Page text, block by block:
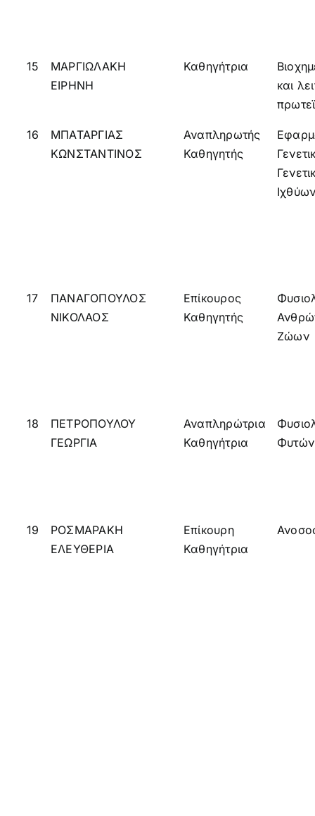
15
ΜΑΡΓΙΩΛΑΚΗ
ΕΙΡΗΝΗ
Καθηγήτρια
και
16
ΜΠΑΤΑΡΓΙΑΣ
ΚΩΝΣΤΑΝΤΙΝΟΣ
Αναπληρωτής
Καθηγητής
17
ΠΑΝΑΓΟΠΟΥΛΟΣ
ΝΙΚΟΛΑΟΣ
Επίκουρος
Καθηγητής
Ζώων
18
ΠΕΤΡΟΠΟΥΛΟΥ
ΓΕΩΡΓΙΑ
Αναπληρώτρια
Καθηγήτρια
Φυτών
19
ΡΟΣΜΑΡΑΚΗ
ΕΛΕΥΘΕΡΙΑ
Επίκουρη
Καθηγήτρια